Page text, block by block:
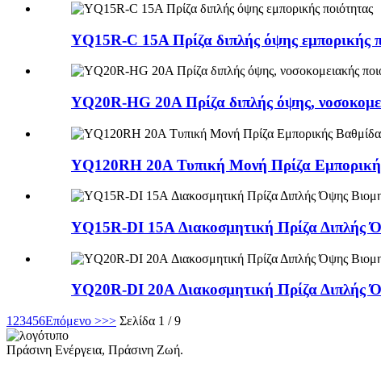
YQ15R-C 15A Πρίζα διπλής όψης εμπορικής
YQ20R-HG 20A Πρίζα διπλής όψης,
YQ120RH 20A Τυπική Μονή Πρίζα
YQ15R-DI 15A Διακοσμητική Πρίζα Διπλής
YQ20R-DI 20A Διακοσμητική Πρίζα Διπλής
1 23456Επόμενο >>> Σελίδα 1 / 9
Πράσινη Ενέργεια, Πράσινη Ζωή.